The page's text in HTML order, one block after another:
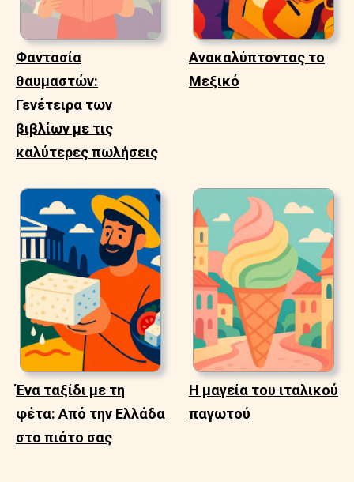
Φαντασία
θαυμαστών:
Γενέτειρα των
βιβλίων με τις
καλύτερες πωλήσεις
Ανακαλύπτοντας το
Μεξικό
Ένα ταξίδι με τη
φέτα: Από την Ελλάδα
στο πιάτο σας
Η μαγεία του ιταλικού
παγωτού